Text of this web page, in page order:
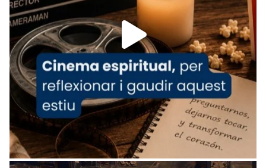
Aquest dilluns, 27 de juliol, ha tingut lloc la
missa d’acció de gràcies en agraïment al
comitè organitzador de la visita apostòlica
del Sant Pare Lleó XIV a Barcelona, i als
col·laboradors, a la Catedral de Barcelona.
L’arquebisbe de Barcelona, el cardenal Joan
Josep Omella, ha presidit la missa i l’ha
concelebrat el bisbe auxiliar de Barcelona,
Mons. David Abadías.
📸 Dr. G. Simón